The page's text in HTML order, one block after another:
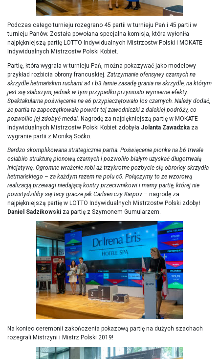
Podczas całego turnieju rozegrano 45 partii w turnieju Pań i 45 partii w
turnieju Panów. Została powołana specjalna komisja, która wyłoniła
najpiękniejszą partię LOTTO Indywidualnych Mistrzostw Polski i MOKATE
Indywidualnych Mistrzostw Polski Kobiet.
Partię, która wygrała w turnieju Pań, można pokazywać jako modelowy
przykład rozbicia obrony francuskiej. Zatrzymanie ofensywy czarnych na
skrzydle hetmańskim ruchami a4 i b3 łamie zasadę grania na skrzydle, na którym
jest się słabszym, jednak w tym przypadku przyniosło wymierne efekty.
Spektakularne poświęcenie na e6 przypieczętowało los czarnych. Należy dodać,
że partia ta zapoczątkowała powrót tej zawodniczki z dalekiej podróży, co
pozwoliło jej zdobyć medal. Nagrodę za najpiękniejszą partię w MOKATE
Indywidualnych Mistrzostw Polski Kobiet zdobyła Jolanta Zawadzka za
wygranie partii z Moniką Soćko.
Bardzo skomplikowana strategicznie partia. Poświęcenie pionka na b6 trwale
osłabiło strukturę pionową czarnych i pozwoliło białym uzyskać długotrwałą
inicjatywę. Ogromne wrażenie robi aż trzykrotne pozbycie się obrońcy skrzydła
hetmańskiego – za każdym razem na polu c5. Połączymy to ze wzorową
realizacją przewagi niedającą kontry przeciwnikowi i mamy partię, której nie
powstydziliby się tacy gracze jak Carlsen czy Karpov – nagrodę za
najpiękniejszą partię w LOTTO Indywidualnych Mistrzostw Polski zdobył
Daniel Sadzikowski za partię z Szymonem Gumularzem.
Na koniec ceremonii zakończenia pokazową partię na dużych szachach
rozegrali Mistrzyni i Mistrz Polski 2019!